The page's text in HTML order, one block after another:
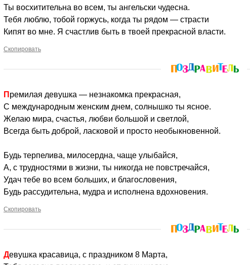
Ты восхитительна во всем, ты ангельски чудесна.
Тебя люблю, тобой горжусь, когда ты рядом — страсти
Кипят во мне. Я счастлив быть в твоей прекрасной власти.
Скопировать
Премилая девушка — незнакомка прекрасная,
С международным женским днем, солнышко ты ясное.
Желаю мира, счастья, любви большой и светлой,
Всегда быть доброй, ласковой и просто необыкновенной.
Будь терпелива, милосердна, чаще улыбайся,
А, с трудностями в жизни, ты никогда не повстречайся,
Удач тебе во всем больших, и благословения,
Будь рассудительна, мудра и исполнена вдохновения.
Скопировать
Девушка красавица, с праздником 8 Марта,